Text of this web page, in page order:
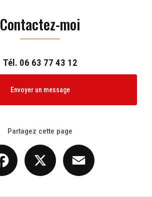
Contactez-moi
Tél. 06 63 77 43 12
Envoyer un message
Partagez cette page
Facebook